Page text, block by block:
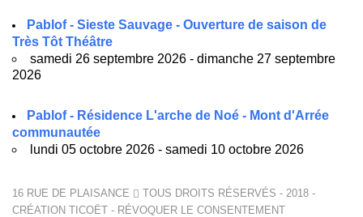
Pablof - Sieste Sauvage - Ouverture de saison de
Très Tôt Théâtre
samedi 26 septembre 2026 - dimanche 27 septembre
2026
Pablof - Résidence L'arche de Noé - Mont d'Arrée
communautée
lundi 05 octobre 2026 - samedi 10 octobre 2026
16 RUE DE PLAISANCE
TOUS DROITS RÉSERVÉS - 2018 -
CRÉATION TICOËT - RÉVOQUER LE CONSENTEMENT